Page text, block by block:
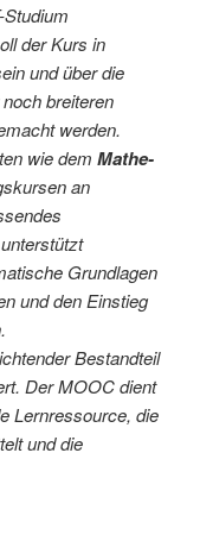
der Kurs in
und über die
breiteren
werden.
wie dem Mathe-
an
Grundlagen
und den Einstieg
Bestandteil
Der MOOC dient
Lernressource, die
und die